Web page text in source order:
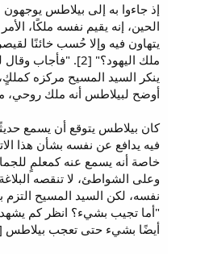
إذ جاءوا به إلى بيلاطس
الحين، إنه يقيم نفسه ملكًا،
يتهاون فيه وإلا حُسب خائنًا
ينكر السيد المسيح مركزه
أوضح لبيلاطس أنه ملك روحي،
كان بيلاطس يتوقع أن يسمع
فيه يدافع عن نفسه بشأن هذا
خاصة أنه يسمع عنه كمعلمٍ
وعلى الشواطئ، لا تنقصه
نفسه، لكن السيد المسيح
"أما تجيب بشيء؟ انظر كم
أيضًا بشيء حتى تعجب بيلاطس